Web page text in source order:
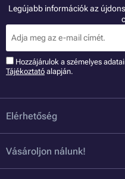
Legújabb információk az
Hozzájárulok a szémelyes
Tájékoztató alapján.
Elérhetőség
Vásároljon nálunk!